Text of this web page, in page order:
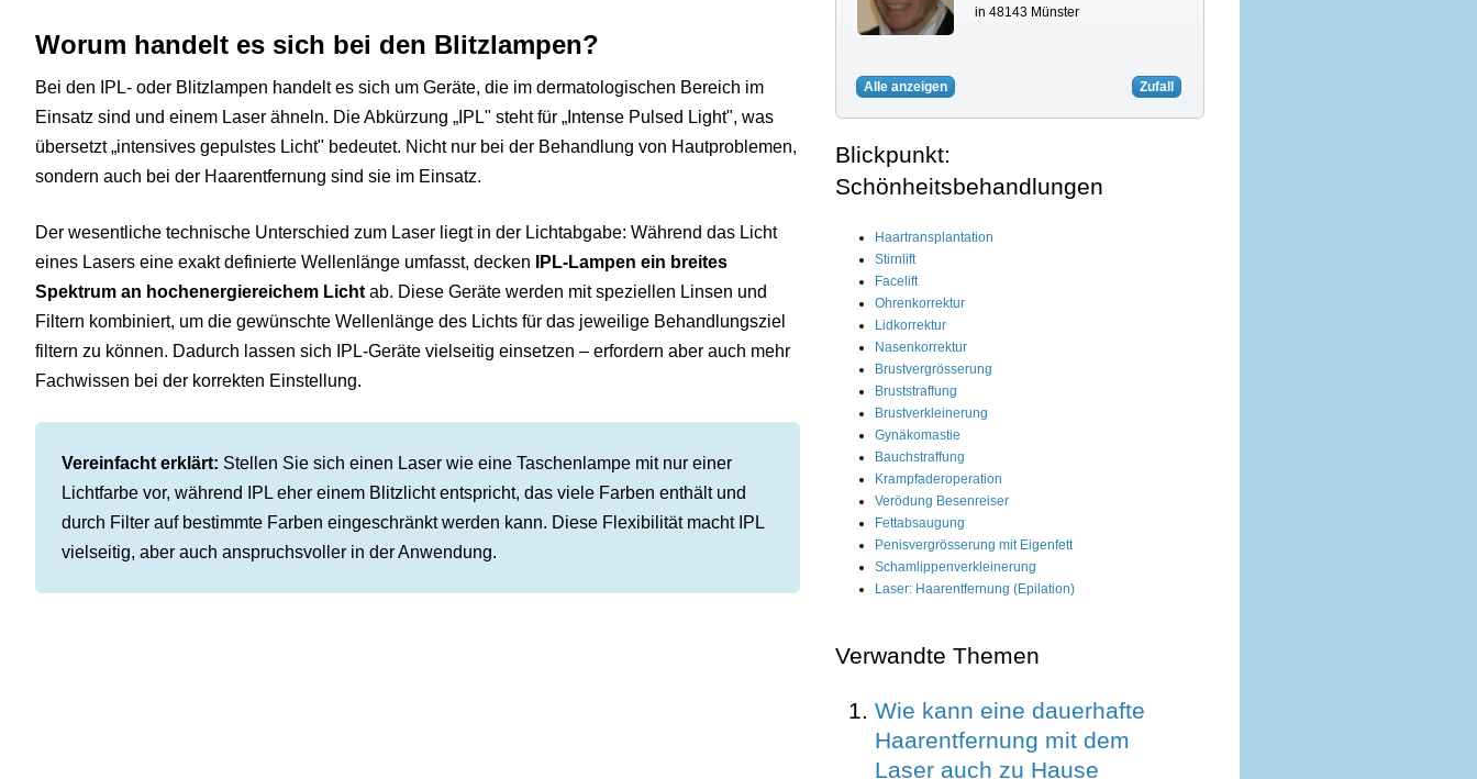
Worum handelt es sich bei den Blitzlampen?
Bei den IPL- oder Blitzlampen handelt es sich um Geräte, die im dermatologischen Bereich im
Einsatz sind und einem Laser ähneln. Die Abkürzung „IPL" steht für „Intense Pulsed Light", was
übersetzt „intensives gepulstes Licht" bedeutet. Nicht nur bei der Behandlung von Hautproblemen,
sondern auch bei der Haarentfernung sind sie im Einsatz.
Der wesentliche technische Unterschied zum Laser liegt in der Lichtabgabe: Während das Licht
eines Lasers eine exakt definierte Wellenlänge umfasst, decken
IPL-Lampen ein breites
Spektrum an hochenergiereichem Licht ab. Diese Geräte werden mit speziellen Linsen und
Filtern kombiniert, um die gewünschte Wellenlänge des Lichts für das jeweilige Behandlungsziel
filtern zu können. Dadurch lassen sich IPL-Geräte vielseitig einsetzen – erfordern aber auch mehr
Fachwissen bei der korrekten Einstellung.
Vereinfacht erklärt: Stellen Sie sich einen Laser wie eine Taschenlampe mit nur einer
Lichtfarbe vor, während IPL eher einem Blitzlicht entspricht, das viele Farben enthält und
durch Filter auf bestimmte Farben eingeschränkt werden kann. Diese Flexibilität macht IPL
vielseitig, aber auch anspruchsvoller in der Anwendung.
in 48143 Münster
Alle anzeigen Zufall
Blickpunkt:
Schönheitsbehandlungen
Haartransplantation
Stirnlift
Facelift
Ohrenkorrektur
Lidkorrektur
Nasenkorrektur
Brustvergrösserung
Bruststraffung
Brustverkleinerung
Gynäkomastie
Bauchstraffung
Krampfaderoperation
Verödung Besenreiser
Fettabsaugung
Penisvergrösserung mit Eigenfett
Schamlippenverkleinerung
Laser: Haarentfernung (Epilation)
Verwandte Themen
Wie kann eine dauerhafte
Haarentfernung mit dem
Laser auch zu Hause